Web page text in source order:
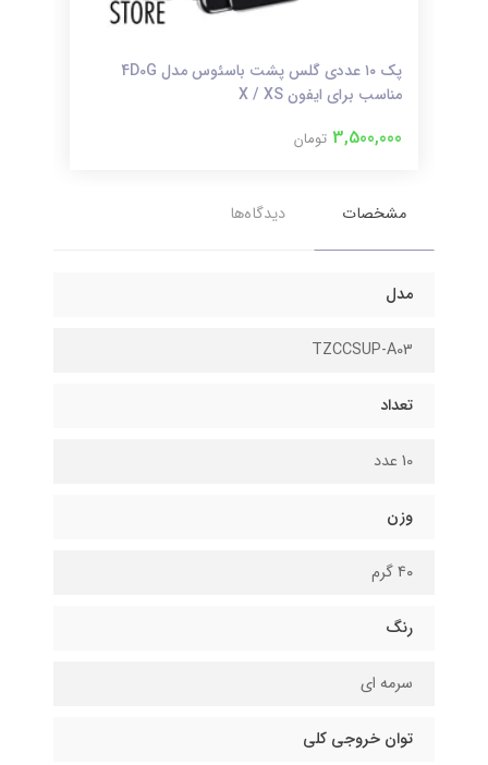
پک ۱۰ عددی گلس پشت باسئوس مدل 4D0G
مناسب برای ایفون X / XS
3,500,000 تومان
مشخصات دیدگاه‌ها
مدل
TZCCSUP-A03
تعداد
10 عدد
وزن
۴۰ گرم
رنگ
سرمه ای
توان خروجی کلی